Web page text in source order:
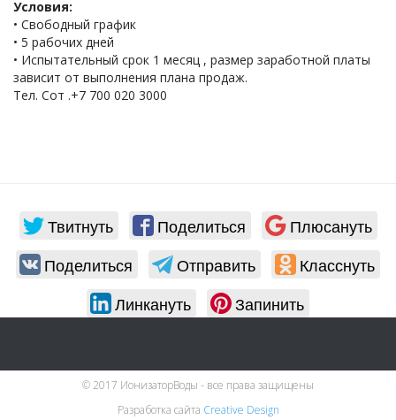
Условия:
• Свободный график
• 5 рабочих дней
• Испытательный срок 1 месяц , размер заработной платы
зависит от выполнения плана продаж.
Тел. Сот .+7 700 020 3000
Твитнуть Поделиться
Плюсануть
Поделиться
Отправить
Класснуть
Линкануть
Запинить
© 2017 ИонизаторВоды - все права защищены
Разработка сайта Creative Design